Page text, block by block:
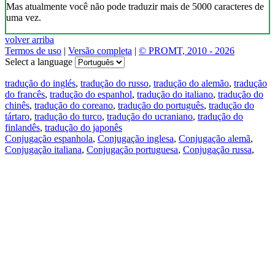
Mas atualmente você não pode traduzir mais de 5000 caracteres de
uma vez.
volver arriba
Termos de uso | Versão completa | © PROMT, 2010 - 2026
Select a language
tradução do inglés, tradução do russo, tradução do alemão, tradução
do francês, tradução do espanhol, tradução do italiano, tradução do
chinês, tradução do coreano, tradução do português, tradução do
tártaro, tradução do turco, tradução do ucraniano, tradução do
finlandês, tradução do japonês
Conjugação espanhola, Conjugação inglesa, Conjugação alemã,
Conjugação italiana, Conjugação portuguesa, Conjugação russa,